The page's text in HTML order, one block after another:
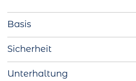
Basis
Scheinwerfer LED
Sicherheit
Unterhaltung